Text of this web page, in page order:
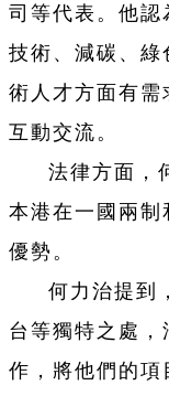
司等代表。他認
技術、減碳、綠
術人才方面有需
互動交流。
法律方面，
本港在一國兩制
優勢。
何力治提到
台等獨特之處
作，將他們的項